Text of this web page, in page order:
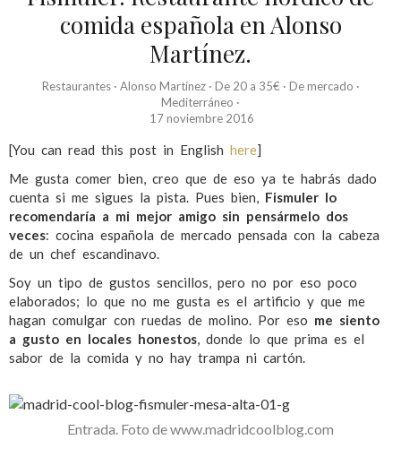
comida española en Alonso
Martínez.
Restaurantes· Alonso Martínez· De 20 a 35€ · De mercado ·
Mediterráneo ·
17 noviembre 2016
[You can read this post in English here]
Me gusta comer bien, creo que de eso ya te habrás dado
cuenta si me sigues la pista. Pues bien, Fismuler lo
recomendaría a mi mejor amigo sin pensármelo dos
veces: cocina española de mercado pensada con la cabeza
de un chef escandinavo.
Soy un tipo de gustos sencillos, pero no por eso poco
elaborados; lo que no me gusta es el artificio y que me
hagan comulgar con ruedas de molino. Por eso me siento
a gusto en locales honestos, donde lo que prima es el
sabor de la comida y no hay trampa ni cartón.
Entrada. Foto de www.madridcoolblog.com